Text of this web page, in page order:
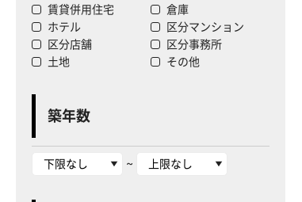
賃貸併用住宅
倉庫
ホテル
区分マンション
区分店舗
区分事務所
土地
その他
築年数
~